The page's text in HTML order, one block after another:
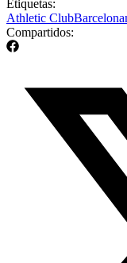
Etiquetas:
Athletic ClubBarcelona
Compartidos: